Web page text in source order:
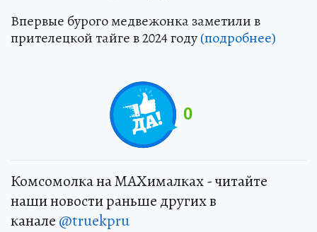
Впервые бурого медвежонка заметили в
прителецкой тайге в 2024 году(подробнее)
0
Комсомолка на MAXималках - читайте
наши новости раньше других в
канале @truekpru